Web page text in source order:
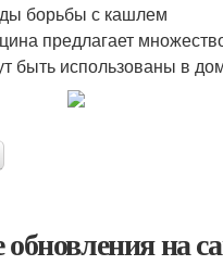
борьбы с кашлем
предлагает
быть использованы в
на